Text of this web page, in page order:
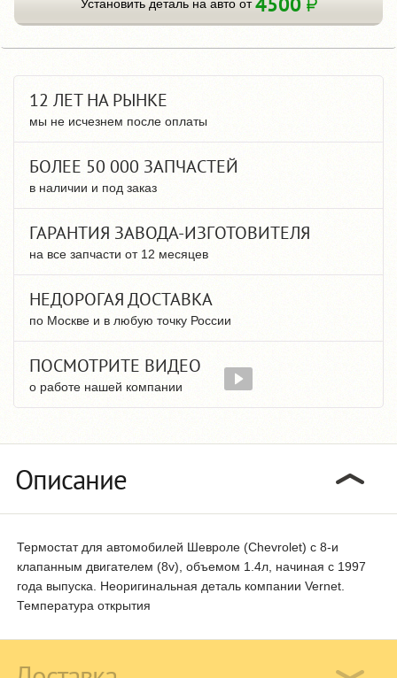
Установить деталь на авто от
12 ЛЕТ НА РЫНКЕ
мы не исчезнем после оплаты
БОЛЕЕ 50 000 ЗАПЧАСТЕЙ
в наличии и под заказ
ГАРАНТИЯ ЗАВОДА-ИЗГОТОВИТЕЛЯ
на все запчасти от 12 месяцев
НЕДОРОГАЯ ДОСТАВКА
по Москве и в любую точку России
ПОСМОТРИТЕ ВИДЕО
о работе нашей компании
Описание
Термостат для автомобилей Шевроле (Chevrolet) с 8-и
клапанным двигателем (8v), объемом 1.4л, начиная с 1997
года выпуска. Неоригинальная деталь компании Vernet.
Температура открытия